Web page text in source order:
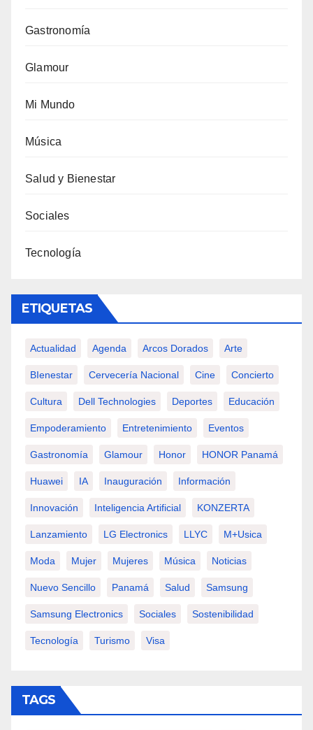
Gastronomía
Glamour
Mi Mundo
Música
Salud y Bienestar
Sociales
Tecnología
ETIQUETAS
Actualidad Agenda Arcos Dorados Arte
BIenestar Cervecería Nacional Cine Concierto
Cultura Dell Technologies Deportes Educación
Empoderamiento Entretenimiento Eventos
Gastronomía Glamour Honor HONOR Panamá
Huawei IA Inauguración Información
Innovación Inteligencia Artificial KONZERTA
Lanzamiento LG Electronics LLYC M+usica
Moda Mujer Mujeres Música Noticias
Nuevo Sencillo Panamá Salud Samsung
Samsung Electronics Sociales Sostenibilidad
Tecnología Turismo Visa
TAGS